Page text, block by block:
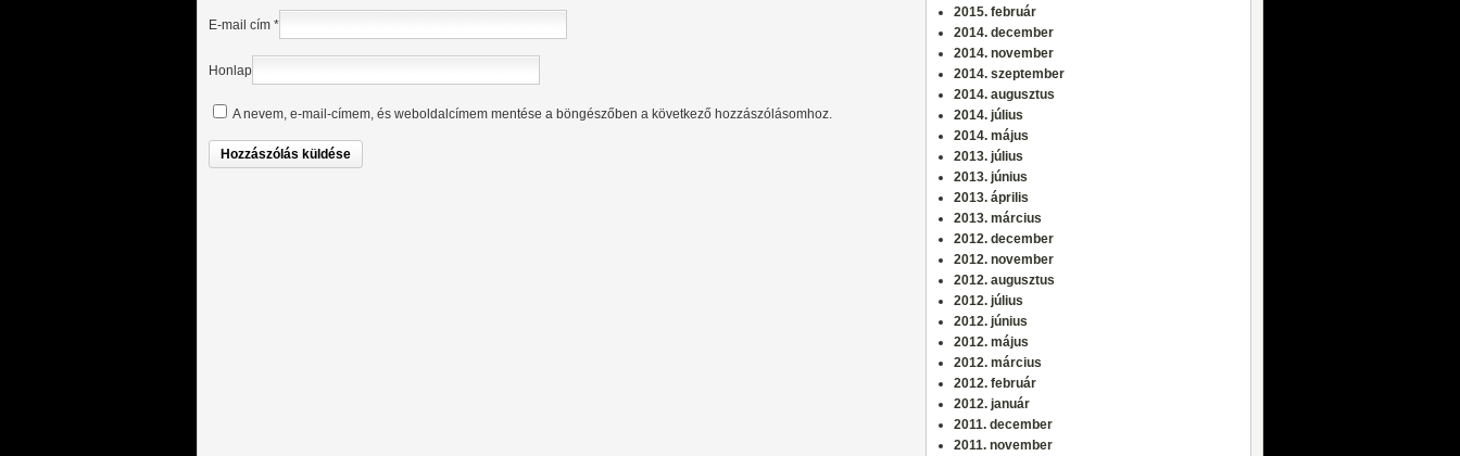
E-mail cím *
Honlap
A nevem, e-mail-címem, és weboldalcímem mentése a böngészőben a következő hozzászólásomhoz.
2015. február
2014. december
2014. november
2014. szeptember
2014. augusztus
2014. július
2014. május
2013. július
2013. június
2013. április
2013. március
2012. december
2012. november
2012. augusztus
2012. július
2012. június
2012. május
2012. március
2012. február
2012. január
2011. december
2011. november